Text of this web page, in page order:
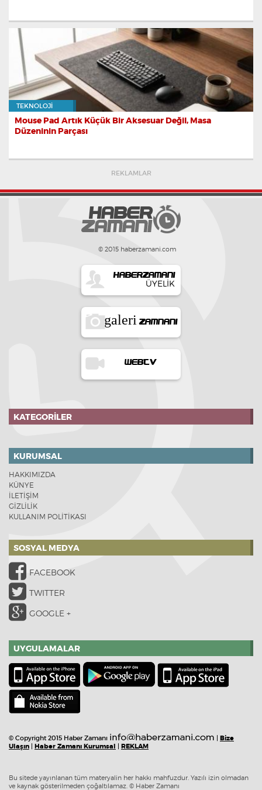
TEKNOLOJI
Mouse Pad Artık Küçük Bir Aksesuar Değil, Masa
Düzeninin Parçası
REKLAMLAR
© 2015 haberzamani.com
HABERZAMANI
ÜYELIK
galeri ZAMNANI
WEBTV
KATEGORILER
KURUMSAL
HAKKIMIZDA
KÜNYE
İLETİŞİM
GİZLİLİK
KULLANIM POLİTİKASI
SOSYAL MEDYA
FACEBOOK
TWITTER
GOOGLE +
UYGULAMALAR
© Copyright 2015 Haber Zamanı | Bize
Ulaşın | Haber Zamanı Kurumsal | REKLAM
Bu sitede yayınlanan tüm materyalin her hakkı mahfuzdur. Yazılı izin olmadan
ve kaynak gösterilmeden çoğaltılamaz. © Haber Zamanı